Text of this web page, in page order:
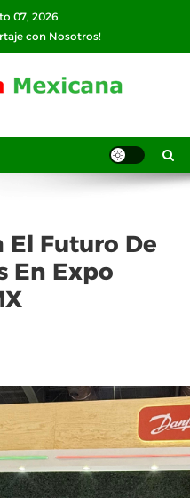
07, 2026
con Nosotros!
El Futuro De
En Expo